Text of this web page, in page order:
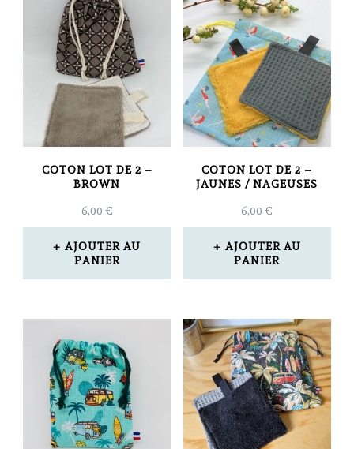
COTON LOT DE 2 –
BROWN
6,00 €
AJOUTER AU
PANIER
COTON LOT DE 2 –
JAUNES / NAGEUSES
6,00€
AJOUTER AU
PANIER